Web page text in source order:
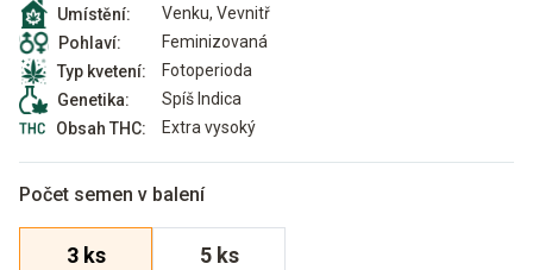
Umístění:
Venku, Vevnitř
Pohlaví:
Feminizovaná
Typ kvetení:
Fotoperioda
Genetika:
Spíš Indica
Obsah THC:
Extra vysoký
Počet semen v balení
3 ks 5 ks